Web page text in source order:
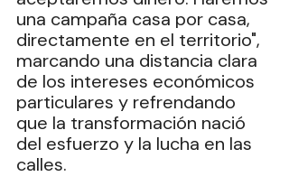
una campaña casa por casa,
directamente en el territorio",
marcando una distancia clara
de los intereses económicos
particulares y refrendando
que la transformación nació
del esfuerzo y la lucha en las
calles.